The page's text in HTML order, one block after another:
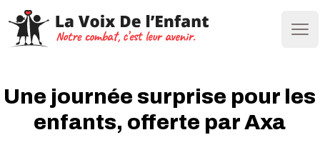
Une journée surprise pour les
enfants, offerte par Axa